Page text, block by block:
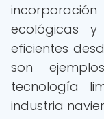
ecológicas
eficientes
son
tecnología
industria